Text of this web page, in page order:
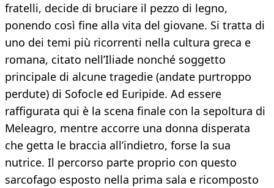
fratelli, decide di bruciare il pezzo di legno,
ponendo così fine alla vita del giovane. Si tratta di
uno dei temi più ricorrenti nella cultura greca e
romana, citato nell’Iliade nonché soggetto
principale di alcune tragedie (andate purtroppo
perdute) di Sofocle ed Euripide. Ad essere
raffigurata qui è la scena finale con la sepoltura di
Meleagro, mentre accorre una donna disperata
che getta le braccia all’indietro, forse la sua
nutrice. Il percorso parte proprio con questo
sarcofago esposto nella prima sala e ricomposto